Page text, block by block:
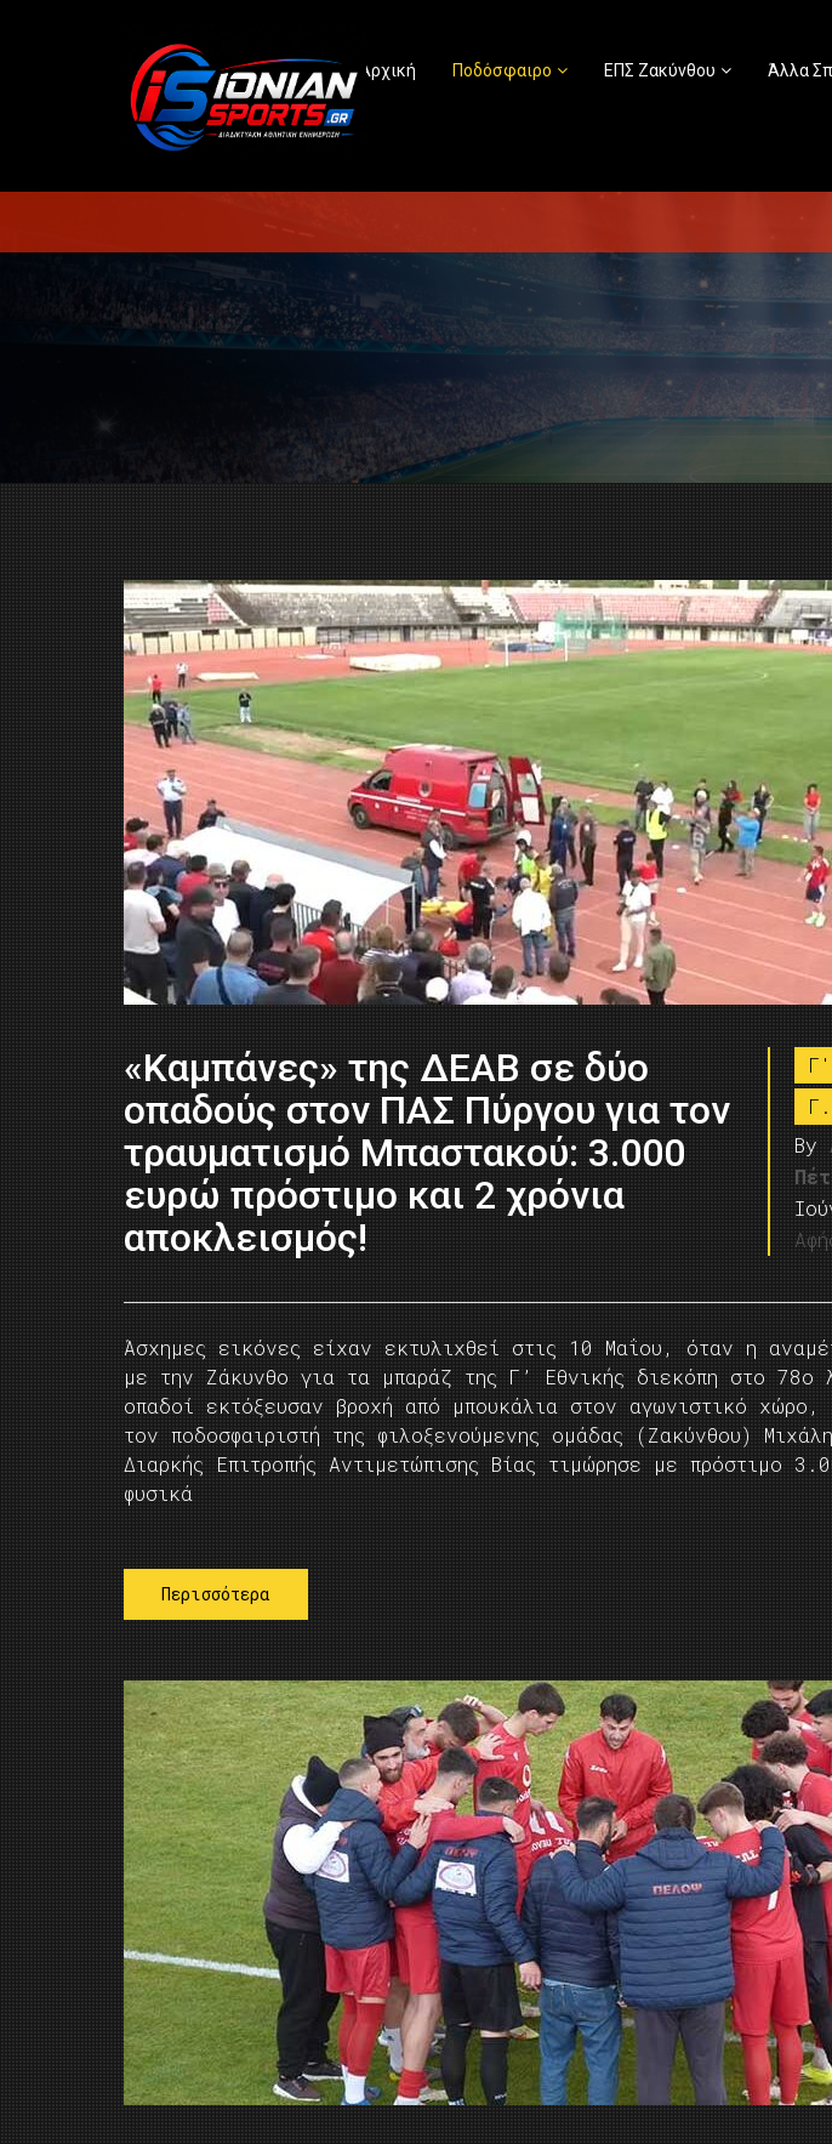
Αρχική Ποδόσφαιρο ΕΠΣ Ζακύνθου Άλλα
«Καμπάνες» της ΔΕΑΒ σε δύο
οπαδούς στον ΠΑΣ Πύργου για τον
τραυματισμό Μπαστακού: 3.000
ευρώ πρόστιμο και 2 χρόνια
αποκλεισμός!
Γ'
By
Άσχημες εικόνες είχαν εκτυλιχθεί στις 10 Μαΐου, όταν η
με την Ζάκυνθο για τα μπαράζ της Γ’ Εθνικής διεκόπη στο 78ο
οπαδοί εκτόξευσαν βροχή από μπουκάλια στον αγωνιστικό χώρο,
τον ποδοσφαιριστή της φιλοξενούμενης ομάδας (Ζακύνθου)
Διαρκής Επιτροπής Αντιμετώπισης Βίας τιμώρησε με πρόστιμο
φυσικά
Περισσότερα